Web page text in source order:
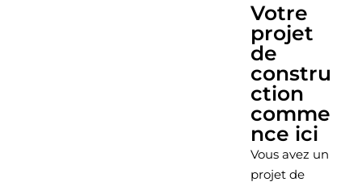
Votre
projet
de
constru
ction
comme
nce ici
Vous avez un
projet de